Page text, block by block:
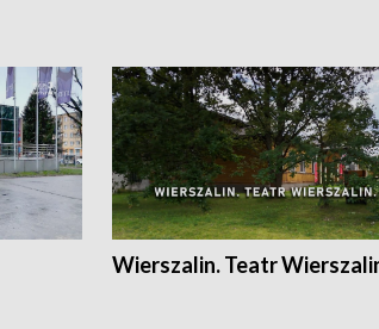
Wierszalin. Teatr